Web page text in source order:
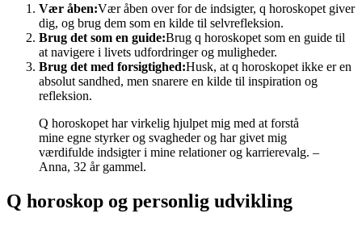
Vær åben:Vær åben over for de indsigter, q horoskopet giver
dig, og brug dem som en kilde til selvrefleksion.
Brug det som en guide:Brug q horoskopet som en guide til
at navigere i livets udfordringer og muligheder.
Brug det med forsigtighed:Husk, at q horoskopet ikke er en
absolut sandhed, men snarere en kilde til inspiration og
refleksion.
Q horoskopet har virkelig hjulpet mig med at forstå
mine egne styrker og svagheder og har givet mig
værdifulde indsigter i mine relationer og karrierevalg. –
Anna, 32 år gammel.
Q horoskop og personlig udvikling